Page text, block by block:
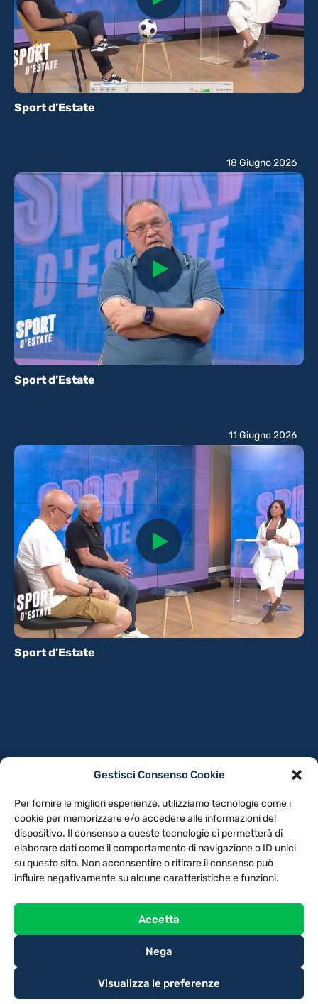
Gestisci Consenso Cookie
Per fornire le migliori esperienze, utilizziamo tecnologie come i
cookie per memorizzare e/o accedere alle informazioni del
dispositivo. Il consenso a queste tecnologie ci permetterà di
elaborare dati come il comportamento di navigazione o ID unici
su questo sito. Non acconsentire o ritirare il consenso può
influire negativamente su alcune caratteristiche e funzioni.
Accetta
Nega
Visualizza le preferenze
Sport d’Estate
Sport d’Estate
18 Giugno 2026
Sport d’Estate
11 Giugno 2026
NOTE LEGALI
CONTATTACI PREFERENZE
TV LIBERA S.P.A.
Via Monteleonese 95/21 – 51100 Pistoia (PT)
Tel. 0573.9136 / Fax 0573.913615